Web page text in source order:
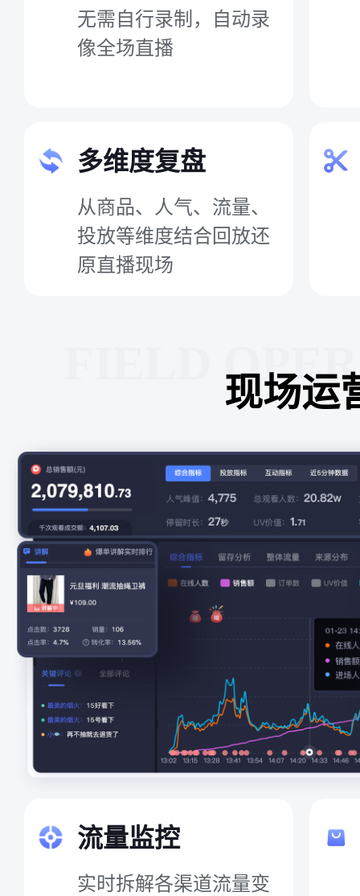
无需自行录制，自动录
像全场直播
多维度复盘
从商品、人气、流量、
投放等维度结合回放还
原直播现场
FIELD
现场运
流量监控
实时拆解各渠道流量变